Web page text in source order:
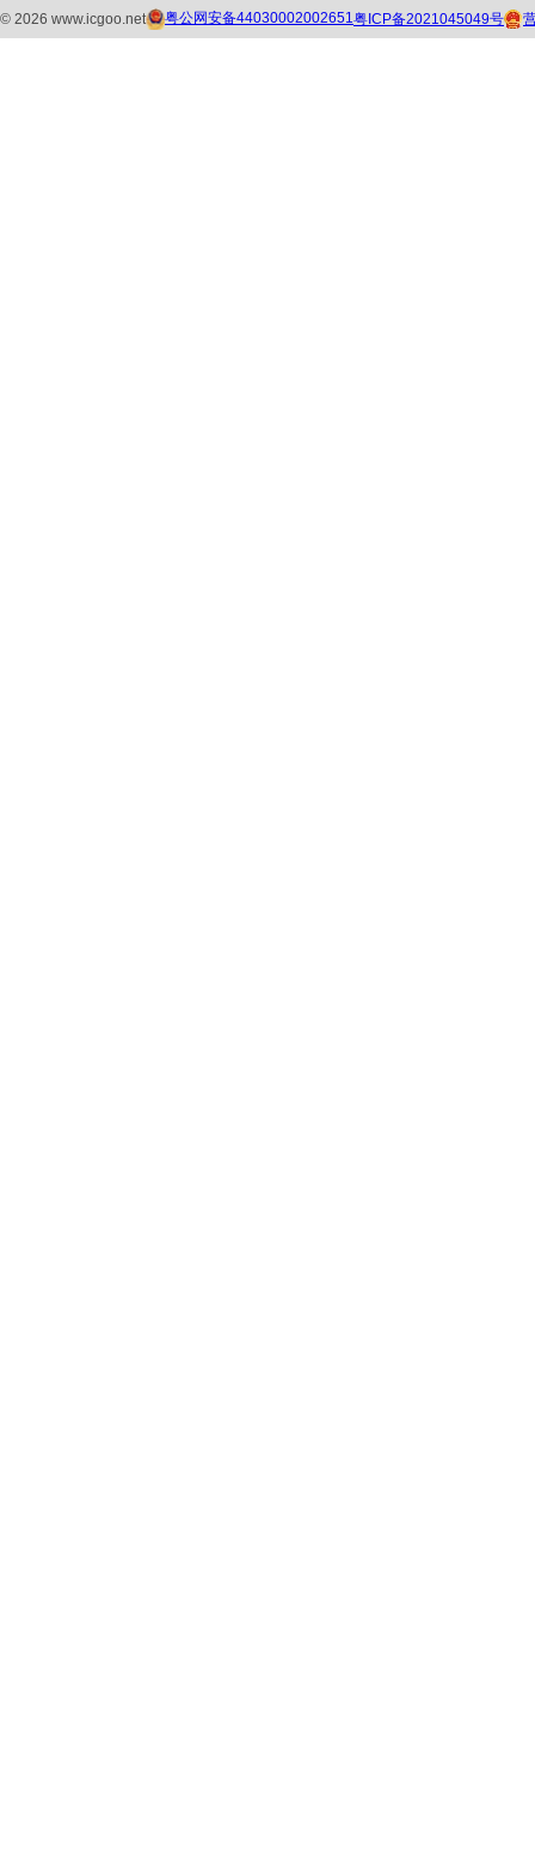
© 2026 www.icgoo.net 粤公网安备44030002002651粤ICP备2021045049号